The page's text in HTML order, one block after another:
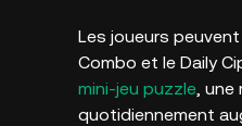
Les joueurs
Combo et le Daily
mini-jeu puzzle, une
quotidiennement